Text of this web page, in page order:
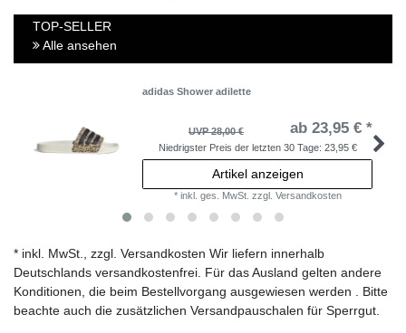
TOP-SELLER
Alle ansehen
adidas Shower adilette
UVP 28,00 € ab 23,95 € *
Niedrigster Preis der letzten 30 Tage: 23,95 €
Artikel anzeigen
* inkl. ges. MwSt. zzgl. Versandkosten
* inkl. MwSt., zzgl. Versandkosten Wir liefern innerhalb
Deutschlands versandkostenfrei. Für das Ausland gelten andere
Konditionen, die beim Bestellvorgang ausgewiesen werden . Bitte
beachte auch die zusätzlichen Versandpauschalen für Sperrgut.